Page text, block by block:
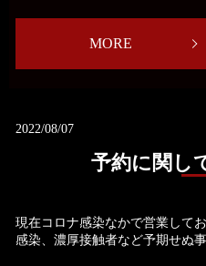
MORE
2022/08/07
予約に関し
現在コロナ感染なかで営業して
感染、濃厚接触者など予期せぬ